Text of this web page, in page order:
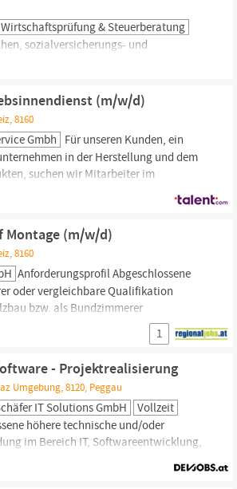
Wirtschaftsprüfung & Steuerberatung
sozialversicherungs- und
erarbeiten vielfältige wirtschaftliche
und begleiten
verbundenen fachlichen und
Mit unserer digitalen Kompetenz und
unterstützen wir effizient organisierte,
(m/w/d)
8160
Gmbh Für unseren Kunden, ein
in der Herstellung und dem
suchen wir Mitarbeiter im
w/d) für den deutschsprachigen oder
Vertriebsinnendienst (m/w/d)
Arbeitszeit 38.5 Stunden/Woche Ihr
und...
Montage (m/w/d)
8160
Anforderungsprofil Abgeschlossene
oder vergleichbare Qualifikation
bzw. als Bundzimmerer
für Einsätze in der
Steiermark
Heimkehr) Handwerkliches Geschick
1
- Projektrealisierung
Umgebung, 8120, Peggau
IT Solutions GmbH
Vollzeit
höhere technische und/oder
im Bereich IT, Softwareentwicklung,
etc. Benefits Home Office
Programm No All-In-Verträge